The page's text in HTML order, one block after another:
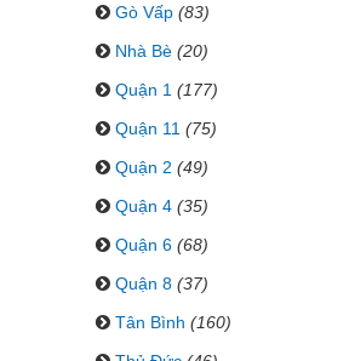
Gò Vấp (83)
Nhà Bè (20)
Quận 1 (177)
Quận 11 (75)
Quận 2 (49)
Quận 4 (35)
Quận 6 (68)
Quận 8 (37)
Tân Bình (160)